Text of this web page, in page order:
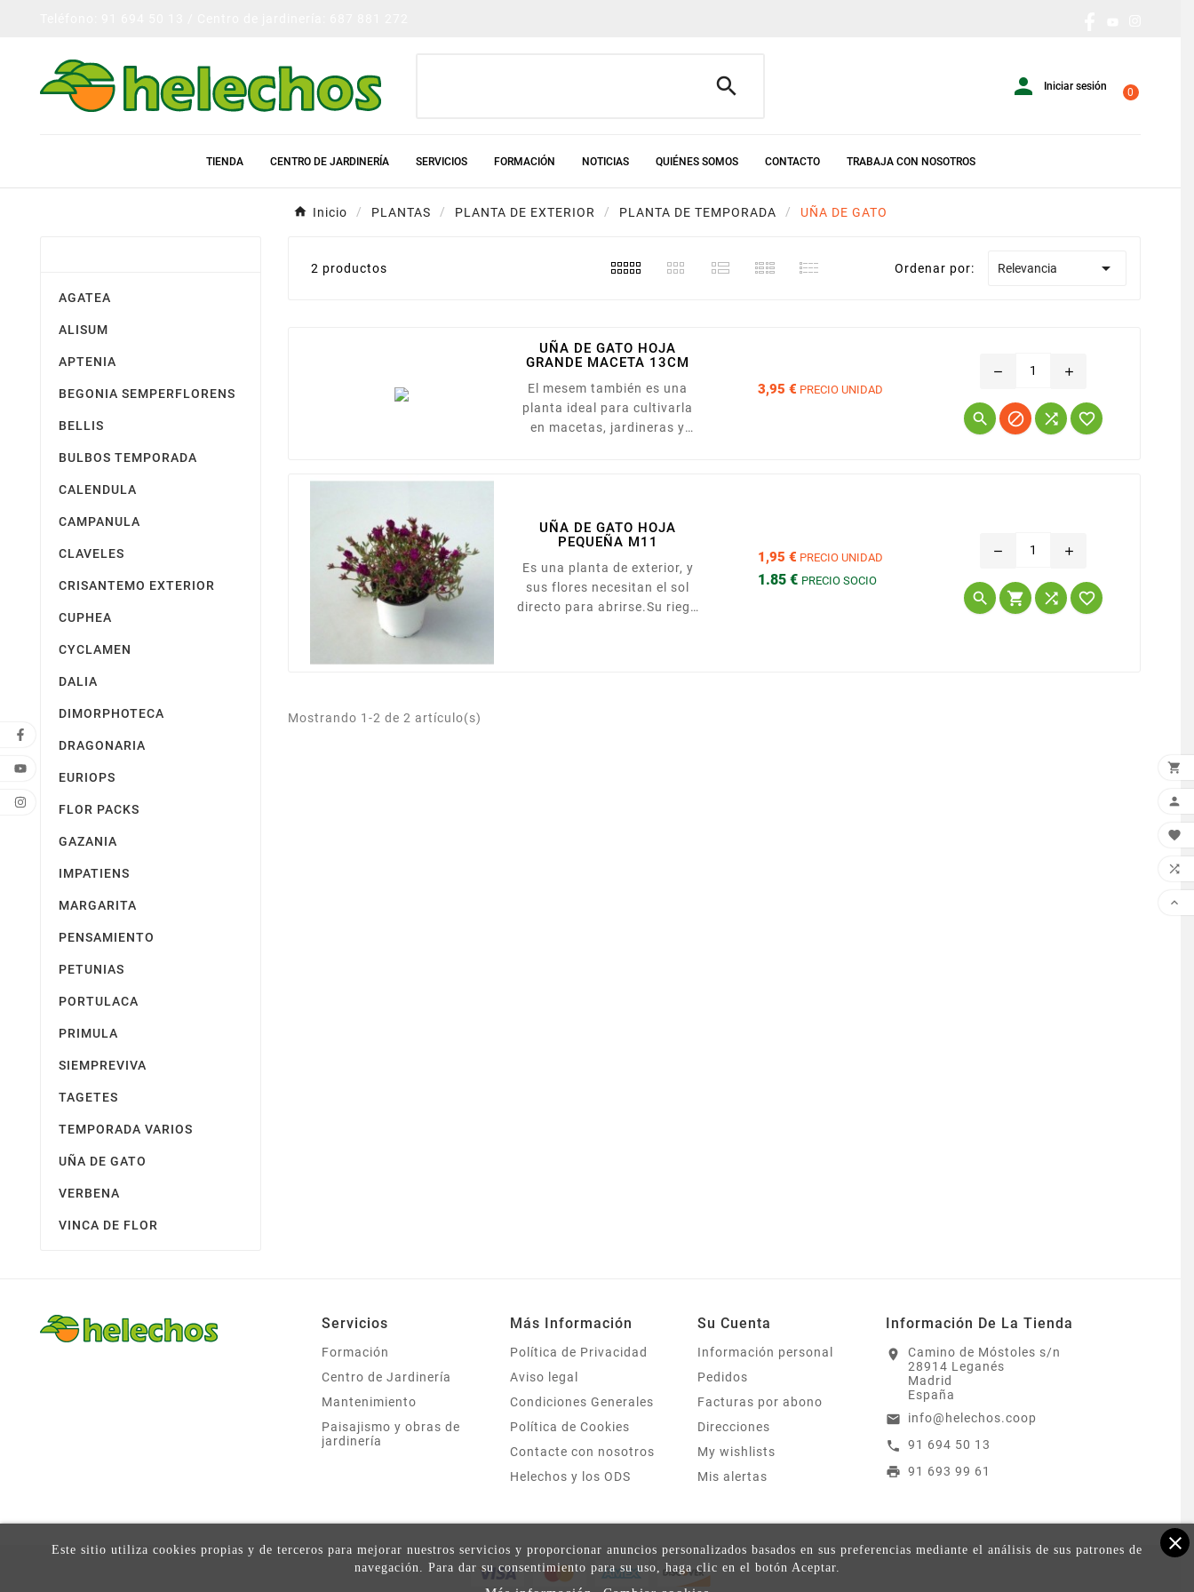
  Iniciar sesión 0
TIENDA CENTRO DE JARDINERÍA SERVICIOS FORMACIÓN NOTICIAS QUIÉNES SOMOS CONTACTO TRABAJA CON NOSOTROS
Inicio PLANTAS PLANTA DE EXTERIOR PLANTA DE TEMPORADA UÑA DE GATO
AGATEA
ALISUM
APTENIA
BEGONIA SEMPERFLORENS
BELLIS
BULBOS TEMPORADA
CALENDULA
CAMPANULA
CLAVELES
CRISANTEMO EXTERIOR
CUPHEA
CYCLAMEN
DALIA
DIMORPHOTECA
DRAGONARIA
EURIOPS
FLOR PACKS
GAZANIA
IMPATIENS
MARGARITA
PENSAMIENTO
PETUNIAS
PORTULACA
PRIMULA
SIEMPREVIVA
TAGETES
TEMPORADA VARIOS
UÑA DE GATO
VERBENA
VINCA DE FLOR
2 productos Ordenar por: Relevancia 
UÑA DE GATO HOJA
GRANDE MACETA 13CM
El mesem también es una
planta ideal para cultivarla
en macetas, jardineras y
está formado por hojas
carnosas en un tono verde-
amarillento con pupilas
cristalinas.
3,95 € PRECIO UNIDAD
remove add
   
UÑA DE GATO HOJA
PEQUEÑA M11
Es una planta de exterior, y
sus flores necesitan el sol
directo para abrirse.Su riego
1,95 € PRECIO UNIDAD
1.85 € PRECIO SOCIO
remove add
   
Mostrando 1-2 de 2 artículo(s)
Servicios
Formación
Centro de Jardinería
Mantenimiento
Paisajismo y obras de
jardinería
Más Información
Política de Privacidad
Aviso legal
Condiciones Generales
Política de Cookies
Contacte con nosotros
Helechos y los ODS
Su Cuenta
Información personal
Pedidos
Facturas por abono
Direcciones
My wishlists
Mis alertas
Información De La Tienda
location_on
Camino de Móstoles s/n
28914 Leganés
Madrid
España
email info@helechos.coop
call 91 694 50 13
print 91 693 99 61
close
Este sitio utiliza cookies propias y de terceros para mejorar nuestros servicios y proporcionar anuncios personalizados basados en sus preferencias mediante el análisis de sus patrones de
navegación. Para dar su consentimiento para su uso, haga clic en el botón Aceptar.




